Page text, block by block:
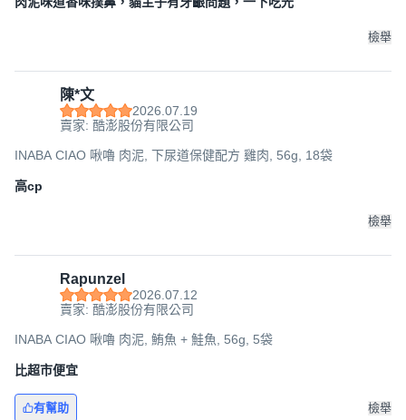
檢舉
陳*文
2026.07.19
賣家: 酷澎股份有限公司
INABA CIAO 啾嚕 肉泥, 下尿道保健配方 雞肉, 56g, 18袋
高cp
檢舉
Rapunzel
2026.07.12
賣家: 酷澎股份有限公司
INABA CIAO 啾嚕 肉泥, 鮪魚 + 鮭魚, 56g, 5袋
比超市便宜
有幫助 檢舉